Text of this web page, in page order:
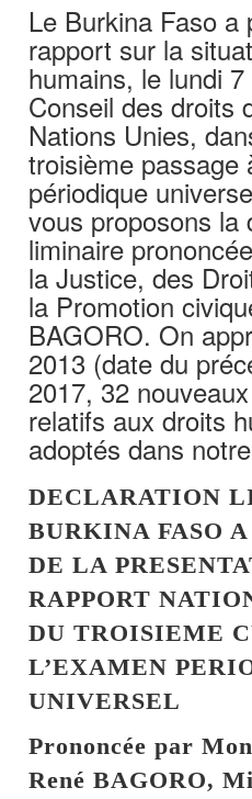
Le Burkina Faso a
rapport sur la
humains, le lundi
Conseil des droits
Nations Unies,
troisième passage
périodique
vous proposons la
liminaire
la Justice, des
la Promotion
BAGORO. On
2013 (date du
2017, 32
relatifs aux droits
adoptés dans
DECLARATION
BURKINA FASO
DE LA
RAPPORT
DU TROISIEME
L’EXAMEN
UNIVERSEL
Prononcée par
René BAGORO,